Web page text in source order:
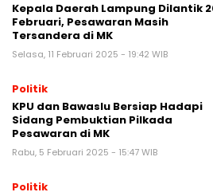
Kepala Daerah Lampung Dilantik
Februari, Pesawaran Masih
Tersandera di MK
Selasa, 11 Februari 2025 - 19:42 WIB
Politik
KPU dan Bawaslu Bersiap Hadapi
Sidang Pembuktian Pilkada
Pesawaran di MK
Rabu, 5 Februari 2025 - 15:47 WIB
Politik